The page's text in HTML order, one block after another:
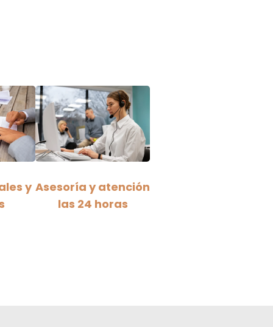
y Asesoría y atención
las 24 horas